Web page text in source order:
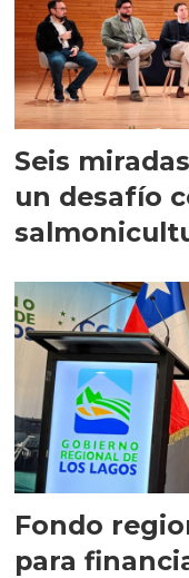
Seis
un desafío
Fondo
para